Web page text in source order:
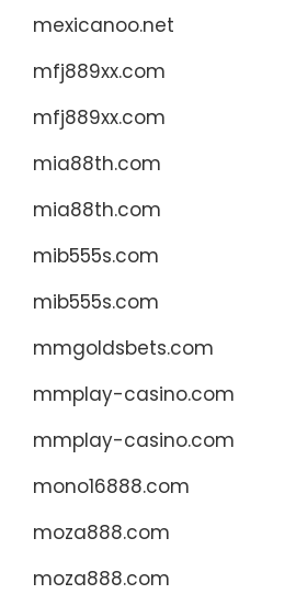
mexicanoo.net
mfj889xx.com
mfj889xx.com
mia88th.com
mia88th.com
mib555s.com
mib555s.com
mmgoldsbets.com
mmplay-casino.com
mmplay-casino.com
mono16888.com
moza888.com
moza888.com